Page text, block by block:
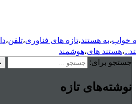
خواب،به هستند،تازه های فناوری،تلفن،
،هستند های،هوشمند
جستجو برای:
نوشته‌های تازه